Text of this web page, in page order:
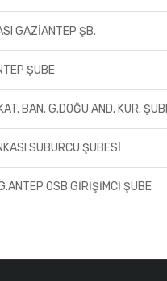
GAZİANTEP ŞB.
ŞUBE
BAN. G.DOĞU AND. KUR.
SUBURCU ŞUBESİ
OSB GİRİŞİMCİ ŞUBE